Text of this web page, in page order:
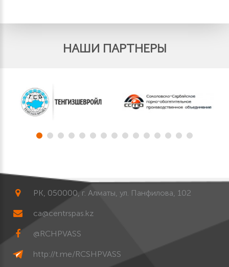
НАШИ ПАРТНЕРЫ
РК, 050000, г. Алматы, ул. Панфилова, 102
ca@centrspas.kz
@RCHPVASS
http://t.me/RCSHPVASS